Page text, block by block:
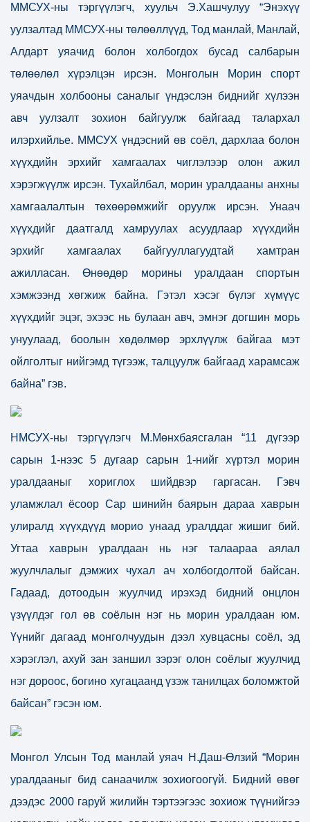
ММСУХ-ны тэргүүлэгч, хуульч Э.Хашчулуу “Энэхүү
уулзалтад ММСУХ-ны төлөөллүүд, Тод манлай, Манлай,
Алдарт уяачид болон холбогдох бусад салбарын
төлөөлөл хүрэлцэн ирсэн. Монголын Морин спорт
уяачдын холбооны саналыг үндэслэн биднийг хүлээн
авч уулзалт зохион байгуулж байгаад талархал
илэрхийлье. ММСУХ үндэсний өв соёл, дархлаа болон
хүүхдийн эрхийг хамгаалах чиглэлээр олон ажил
хэрэгжүүлж ирсэн. Тухайлбал, морин уралдааны анхны
хамгаалалтын төхөөрөмжийг оруулж ирсэн. Унаач
хүүхдийг даатгалд хамруулах асуудлаар хүүхдийн
эрхийг хамгаалах байгууллагуудтай хамтран
ажилласан. Өнөөдөр морины уралдаан спортын
хэмжээнд хөгжиж байна. Гэтэл хэсэг бүлэг хүмүүс
хүүхдийг эцэг, эхээс нь булаан авч, эмнэг догшин морь
унуулаад, боолын хөдөлмөр эрхлүүлж байгаа мэт
ойлголтыг нийгэмд түгээж, талцуулж байгаад харамсаж
байна” гэв.
НМСУХ-ны тэргүүлэгч М.Мөнхбаясгалан “11 дүгээр
сарын 1-нээс 5 дугаар сарын 1-нийг хүртэл морин
уралдааныг хориглох шийдвэр гаргасан. Гэвч
уламжлал ёсоор Сар шинийн баярын дараа хаврын
улиралд хүүхдүүд морио унаад уралддаг жишиг бий.
Угтаа хаврын уралдаан нь нэг талаараа аялал
жуулчлалыг дэмжих чухал ач холбогдолтой байсан.
Гадаад, дотоодын жуулчид ирэхэд бидний онцлон
үзүүлдэг гол өв соёлын нэг нь морин уралдаан юм.
Үүнийг дагаад монголчуудын дээл хувцасны соёл, эд
хэрэглэл, ахуй зан заншил зэрэг олон соёлыг жуулчид
нэг дороос, богино хугацаанд үзэж танилцах боломжтой
байсан” гэсэн юм.
Монгол Улсын Тод манлай уяач Н.Даш-Өлзий “Морин
уралдааныг бид санаачилж зохиогоогүй. Бидний өвөг
дээдэс 2000 гаруй жилийн тэртээгээс зохиож түүнийгээ